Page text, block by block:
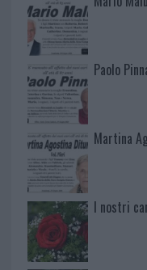
Paolo
Martina
I nostri